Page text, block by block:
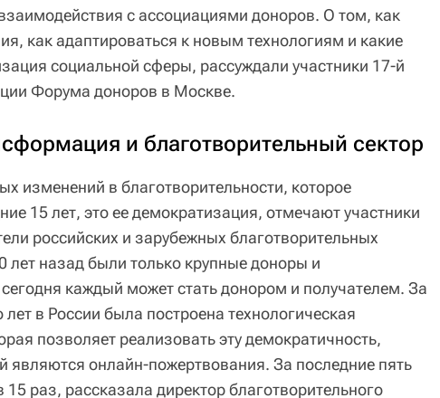
с ассоциациями доноров. О том, как
как адаптироваться к новым технологиям и какие
социальной сферы, рассуждали участники 17-й
Форума доноров в Москве.
и благотворительный сектор
изменений в благотворительности, которое
15 лет, это ее демократизация, отмечают участники
российских и зарубежных благотворительных
лет назад были только крупные доноры и
каждый может стать донором и получателем. За
лет в России была построена технологическая
позволяет реализовать эту демократичность,
являются онлайн-пожертвования. За последние пять
раз, рассказала директор благотворительного